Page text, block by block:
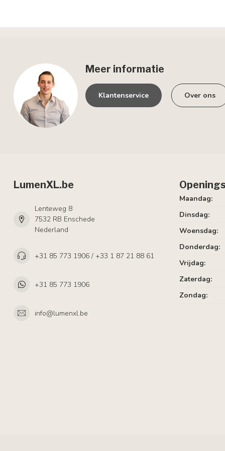
Meer informatie
Klantenservice Over ons
LumenXL.be
Lenteweg 8
7532 RB Enschede
Nederland
+31 85 773 1906 / +33 1 87 21 88 61
+31 85 773 1906
info@lumenxl.be
Maandag:
Dinsdag:
Woensdag:
Donderdag:
Vrijdag:
Zaterdag:
Zondag: